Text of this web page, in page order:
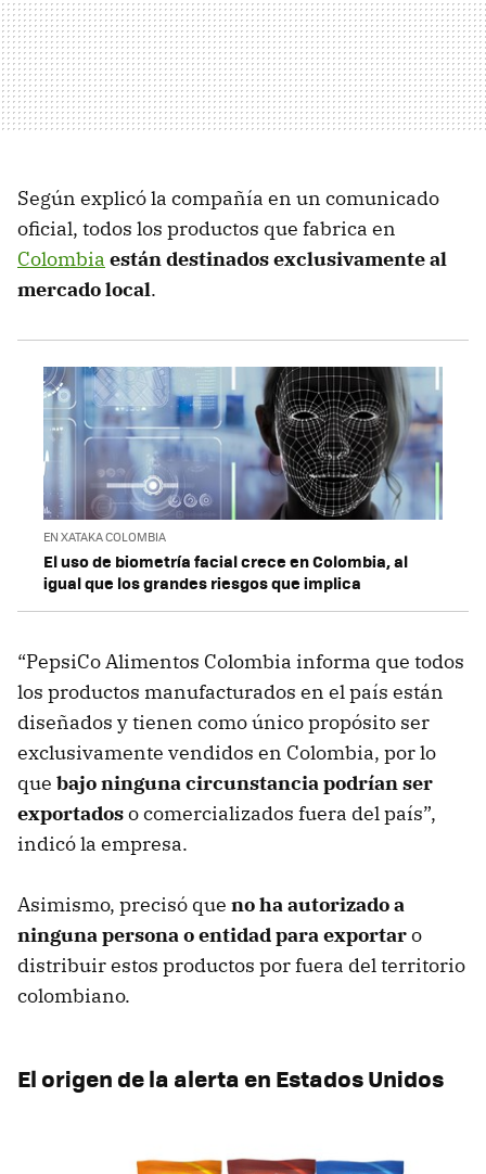
Según explicó la compañía en un comunicado
oficial, todos los productos que fabrica en
Colombia están destinados exclusivamente al
mercado local.
EN XATAKA COLOMBIA
El uso de biometría facial crece en Colombia, al
igual que los grandes riesgos que implica
“PepsiCo Alimentos Colombia informa que todos
los productos manufacturados en el país están
diseñados y tienen como único propósito ser
exclusivamente vendidos en Colombia, por lo
que bajo ninguna circunstancia podrían ser
exportadoso comercializados fuera del país”,
indicó la empresa.
Asimismo, precisó que no ha autorizado a
ninguna persona o entidad para exportaro
distribuir estos productos por fuera del territorio
colombiano.
El origen de la alerta en Estados Unidos